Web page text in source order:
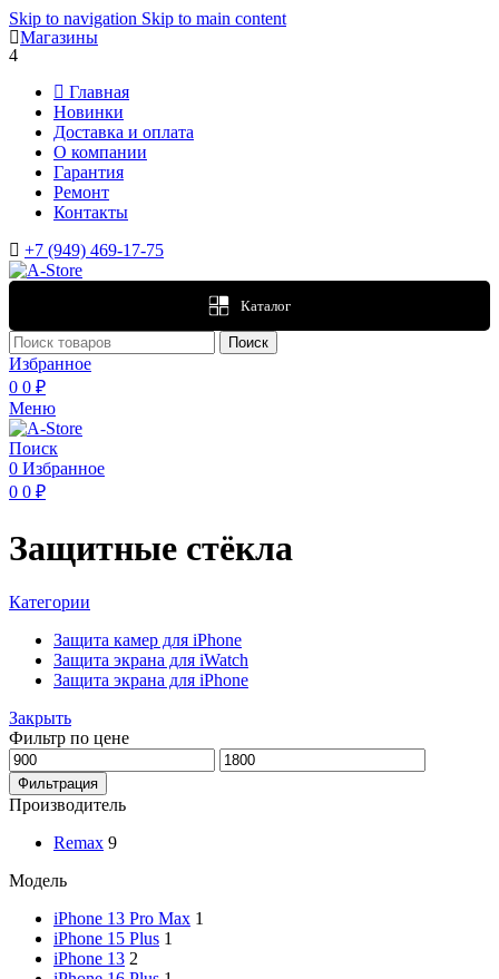
Skip to navigation Skip to main content
Магазины
4
Главная
Новинки
Доставка и оплата
О компании
Гарантия
Ремонт
Контакты
+7 (949) 469-17-75
Каталог
Поиск
Избранное
0 0 ₽
Меню
Поиск
0 Избранное
0 0 ₽
Защитные стёкла
Категории
Защита камер для iPhone
Защита экрана для iWatch
Защита экрана для iPhone
Закрыть
Фильтр по цене
Минимальная
цена
Максимальная
цена
Фильтрация
Производитель
Remax 9
Модель
iPhone 13 Pro Max 1
iPhone 15 Plus 1
iPhone 13 2